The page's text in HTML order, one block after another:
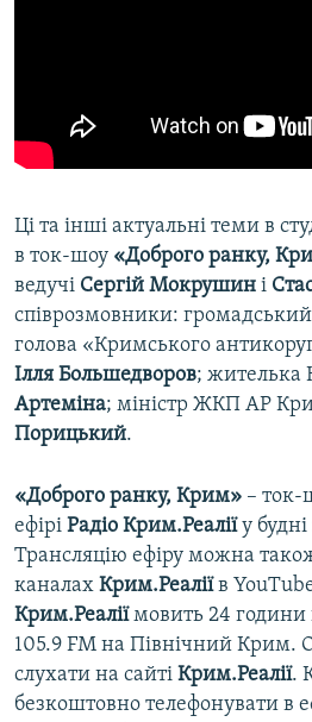
Ці та інші актуальні теми в
в ток-шоу «Доброго ранку,
ведучі Сергій Мокрушин і
співрозмовники:
голова «Кримського
Ілля Большедворов; жителька
Артеміна; міністр ЖКП АР
Порицький.
«Доброго ранку, Крим» – ток-
ефірі Радіо Крим.Реаліїу
Трансляцію ефіру можна
каналах Крим.Реаліїв
Крим.Реаліїмовить 24 години
105.9 FM на Північний
слухати на сайті Крим.Реалії.
безкоштовно телефонувати в